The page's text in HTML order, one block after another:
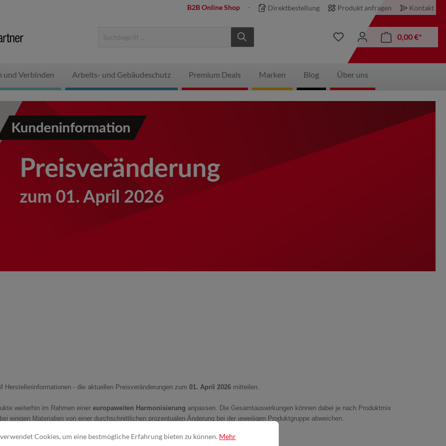
B2B Online Shop Direktbestellung Produkt anfragen Kontakt
0,00 €*
und Verbinden Arbeits- und Gebäudeschutz Premium Deals Marken Blog Über uns
Herstellerinformationen - die aktuellen Preisveränderungen zum01. April 2026 mitteilen.
weiterhin im Rahmen einereuropaweiten Harmonisierunganpassen. Die Gesamtauswirkungen können dabei je nach Produktmix
einigen Materialien von einer durchschnittlichen prozentualen Änderung bei der jeweiligen Produktgruppe abweichen.
Markmann
Cookies, um eine bestmögliche Erfahrung bieten zu können. Mehr